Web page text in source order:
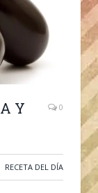
Y
0
RECETA DEL DÍA